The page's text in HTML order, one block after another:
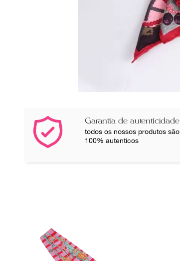
Garantia de autenticidade
todos os nossos produtos são
100% autenticos